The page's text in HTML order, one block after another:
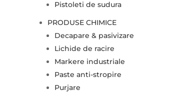
Pistoleti de sudura
PRODUSE CHIMICE
Decapare & pasivizare
Lichide de racire
Markere industriale
Paste anti-stropire
Purjare